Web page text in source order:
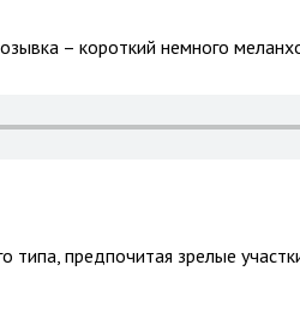
– короткий немного
предпочитая зрелые